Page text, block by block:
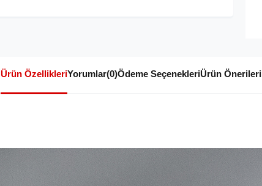
Ürün ÖzellikleriYorumlar(0)Ödeme SeçenekleriÜrün Önerileri